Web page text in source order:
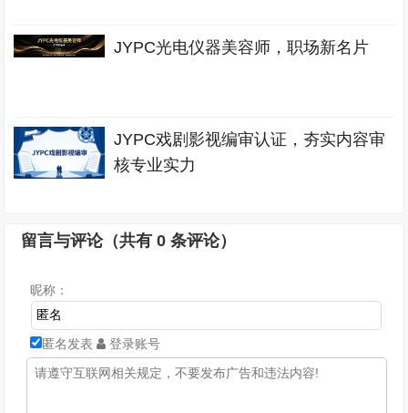
JYPC光电仪器美容师，职场新名片
JYPC戏剧影视编审认证，夯实内容审
核专业实力
留言与评论（共有0 条评论）
昵称：
匿名发表 登录账号